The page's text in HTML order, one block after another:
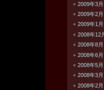
2009年3月
2009年2月
2009年1月
2008年12
2008年8月
2008年6月
2008年5月
2008年3月
2008年2月